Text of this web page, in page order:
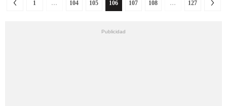
1 … 104 105 106 107 108 … 127